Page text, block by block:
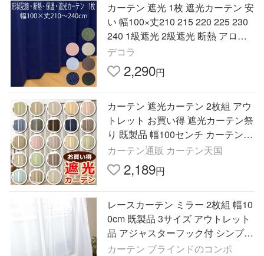
カーテン 遮光 1枚 遮光カーテン 安
い 幅100×丈210 215 220 225 230
240 1級遮光 2級遮光 断熱 アロー
片開き 形状記憶
デコラ
2,290円
カーテン 遮光カーテン 2枚組 アウ
トレット お買い得 遮光カーテン祭
り 既製品 幅100センチ カーテン
安い 在庫品
カーテン通販 カーテン天国
2,189円
レースカーテン ミラー 2枚組 幅10
0cm 既製品 3サイズ アウトレット
品 アジャスターフック付 シンプル
な格子柄
カーテン ブラインドのコンポ